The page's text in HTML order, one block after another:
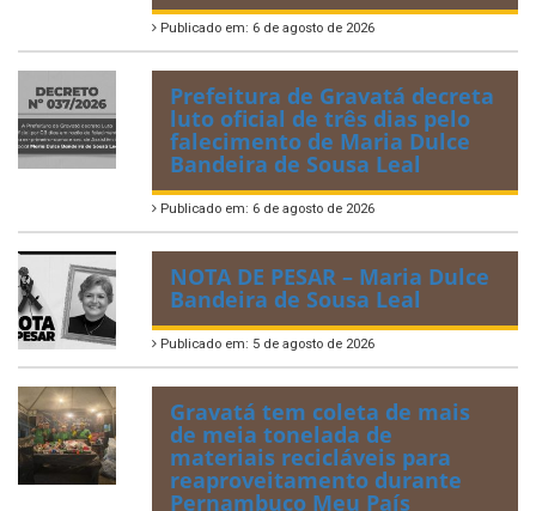
Publicado em: 6 de agosto de 2026
Prefeitura de Gravatá decreta
luto oficial de três dias pelo
falecimento de Maria Dulce
Bandeira de Sousa Leal
Publicado em: 6 de agosto de 2026
NOTA DE PESAR – Maria Dulce
Bandeira de Sousa Leal
Publicado em: 5 de agosto de 2026
Gravatá tem coleta de mais
de meia tonelada de
materiais recicláveis para
reaproveitamento durante
Pernambuco Meu País